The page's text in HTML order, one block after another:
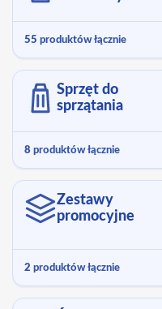
55 produktów łącznie
Sprzęt do
sprzątania
8 produktów łącznie
Zestawy
promocyjne
2 produktów łącznie